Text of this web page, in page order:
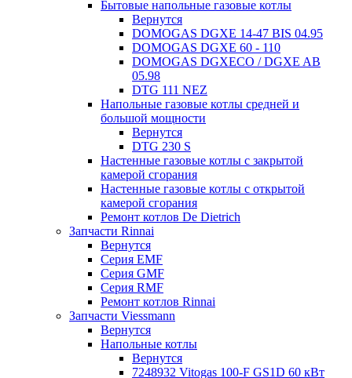
Бытовые напольные газовые котлы
Вернутся
DOMOGAS DGXE 14-47 BIS 04.95
DOMOGAS DGXE 60 - 110
DOMOGAS DGXECO / DGXE AB
05.98
DTG 111 NEZ
Напольные газовые котлы средней и
большой мощности
Вернутся
DTG 230 S
Настенные газовые котлы с закрытой
камерой сгорания
Настенные газовые котлы с открытой
камерой сгорания
Ремонт котлов Dе Dietrich
Запчасти Rinnai
Вернутся
Серия EMF
Серия GMF
Серия RMF
Ремонт котлов Rinnai
Запчасти Viessmann
Вернутся
Напольные котлы
Вернутся
7248932 Vitogas 100-F GS1D 60 кВт